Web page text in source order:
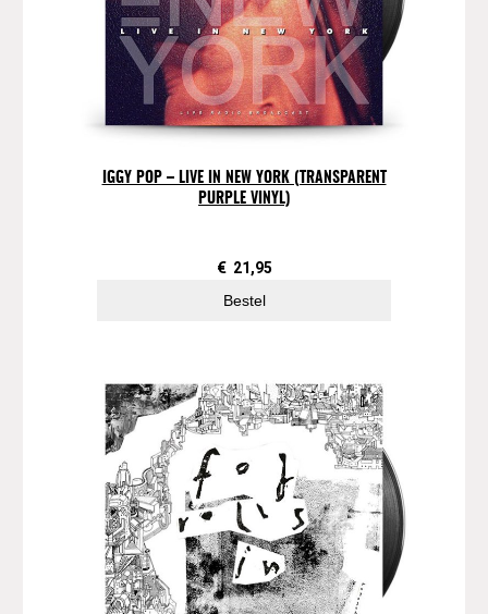
l
IGGY POP – LIVE IN NEW YORK (TRANSPARENT
PURPLE VINYL)
€ 21,95
Bestel